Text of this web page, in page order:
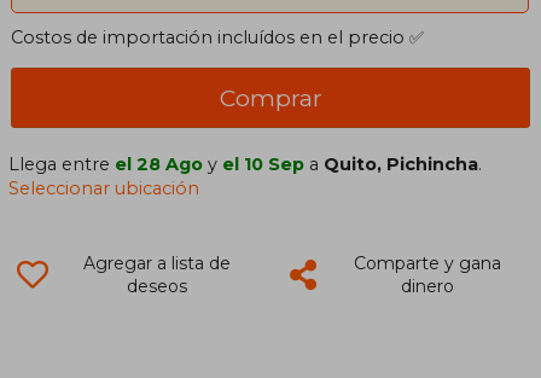
Costos de importación incluídos en el precio ✅
Comprar
Llega entre el 28 Ago y el 10 Sep a Quito, Pichincha.
Seleccionar ubicación
Agregar a lista de
deseos
Comparte y gana
dinero